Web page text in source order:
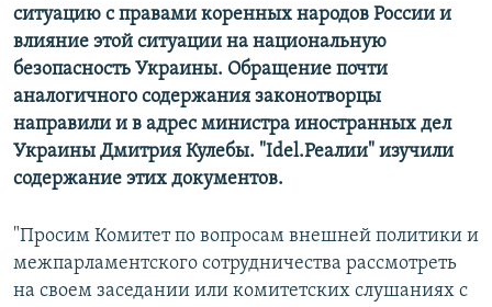
ситуацию с правами коренных народов России и
влияние этой ситуации на национальную
безопасность Украины. Обращение почти
аналогичного содержания законотворцы
направили и в адрес министра иностранных дел
Украины Дмитрия Кулебы. "Idel.Реалии" изучили
содержание этих документов.
"Просим Комитет по вопросам внешней политики и
межпарламентского сотрудничества рассмотреть
на своем заседании или комитетских слушаниях с